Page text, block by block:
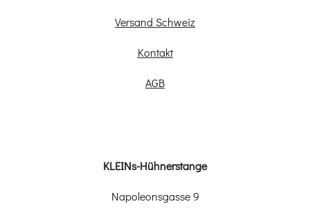
Versand Schweiz
Kontakt
AGB
KLEINs-Hühnerstange
Napoleonsgasse 9